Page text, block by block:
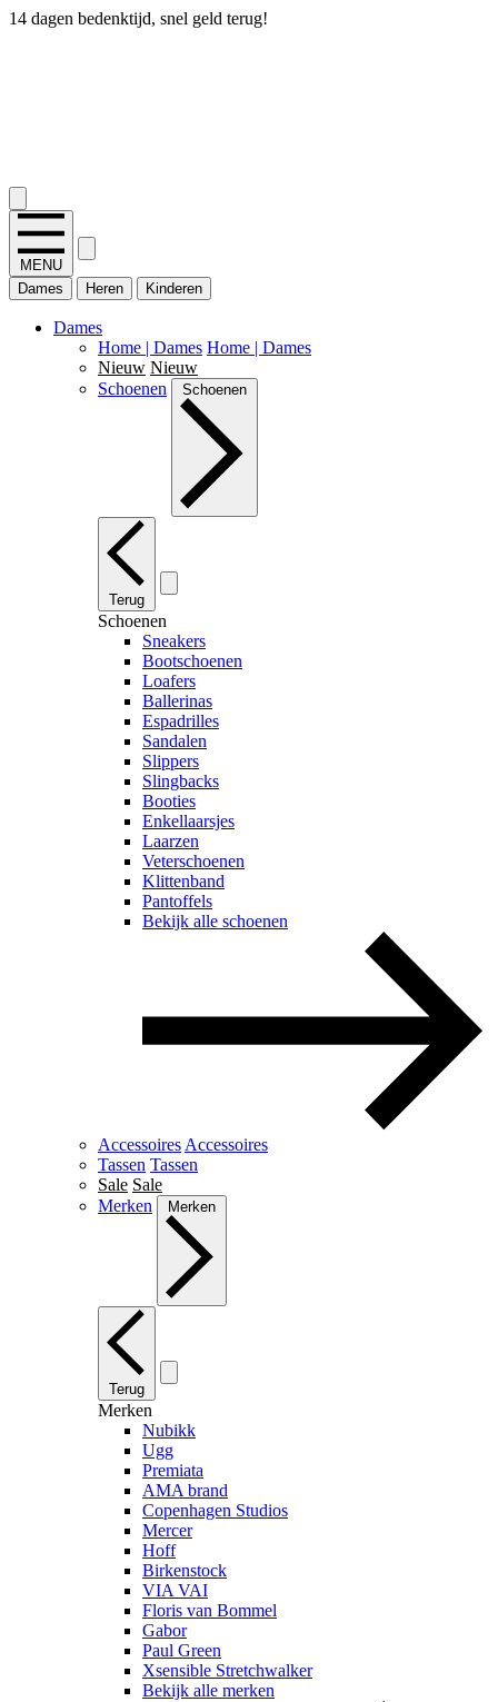
14 dagen bedenktijd, snel geld terug!
MENU
Dames
Heren Kinderen
Dames
Home | Dames Home | Dames
Nieuw Nieuw
Schoenen
Schoenen
Terug
Schoenen
Sneakers
Bootschoenen
Loafers
Ballerinas
Espadrilles
Sandalen
Slippers
Slingbacks
Booties
Enkellaarsjes
Laarzen
Veterschoenen
Klittenband
Pantoffels
Bekijk alle schoenen
Accessoires Accessoires
Tassen Tassen
Sale Sale
Merken
Merken
Terug
Merken
Nubikk
Ugg
Premiata
AMA brand
Copenhagen Studios
Mercer
Hoff
Birkenstock
VIA VAI
Floris van Bommel
Gabor
Paul Green
Xsensible Stretchwalker
Bekijk alle merken